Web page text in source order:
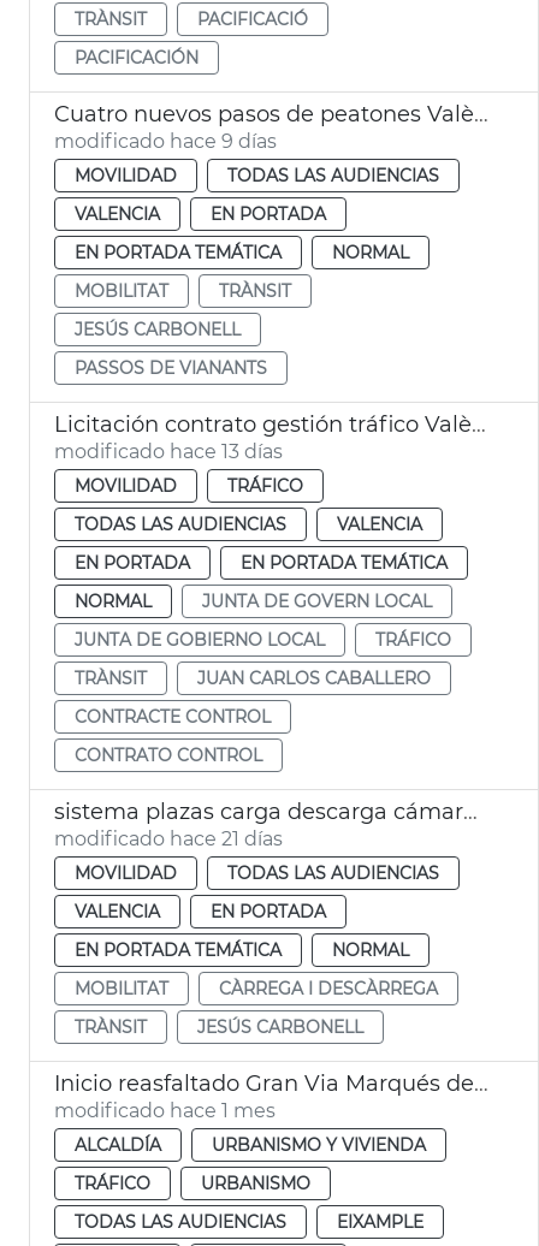
TRÀNSIT
PACIFICACIÓ
PACIFICACIÓN
Cuatro nuevos pasos de peatones València
modificado hace 9 días
MOVILIDAD
TODAS LAS AUDIENCIAS
VALENCIA
EN PORTADA
EN PORTADA TEMÁTICA
NORMAL
MOBILITAT
TRÀNSIT
JESÚS CARBONELL
PASSOS DE VIANANTS
Licitación contrato gestión tráfico València
modificado hace 13 días
MOVILIDAD
TRÁFICO
TODAS LAS AUDIENCIAS
VALENCIA
EN PORTADA
EN PORTADA TEMÁTICA
NORMAL
JUNTA DE GOVERN LOCAL
JUNTA DE GOBIERNO LOCAL
TRÁFICO
TRÀNSIT
JUAN CARLOS CABALLERO
CONTRACTE CONTROL
CONTRATO CONTROL
sistema plazas carga descarga cámaras visión artificial València
modificado hace 21 días
MOVILIDAD
TODAS LAS AUDIENCIAS
VALENCIA
EN PORTADA
EN PORTADA TEMÁTICA
NORMAL
MOBILITAT
CÀRREGA I DESCÀRREGA
TRÀNSIT
JESÚS CARBONELL
Inicio reasfaltado Gran Via Marqués del Túria
modificado hace 1 mes
ALCALDÍA
URBANISMO Y VIVIENDA
TRÁFICO
URBANISMO
TODAS LAS AUDIENCIAS
EIXAMPLE